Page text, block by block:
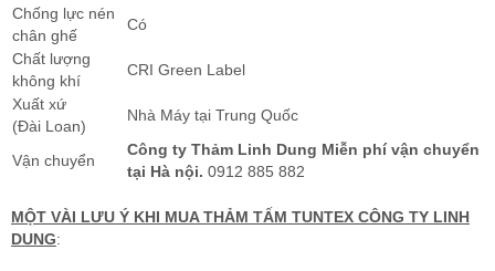
Chống lực nén
chân ghế
Có
Chất lượng
không khí
CRI Green Label
Xuất xứ
(Đài Loan)
Nhà Máy tại Trung Quốc
Vận chuyển
Công ty Thảm Linh Dung Miễn phí vận chuyển
tại Hà nội. 0912 885 882
MỘT VÀI LƯU Ý KHI MUA THẢM TẤM TUNTEX CÔNG TY LINH
DUNG: